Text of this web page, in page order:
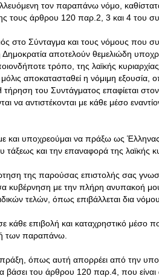
τον παραπάνω νόμο,
τους άρθρου 120 παρ.2, 3 και 4 του
στο Σύνταγμα και τους νόμους που
Δημοκρατία αποτελούν θεμελιώδη
τρόπο, της λαϊκής
αποκατασταθεί η νόμιμη εξουσία,
του Συντάγματος επαφίεται
να αντιστέκονται με κάθε μέσο
και υποχρεούμαι να πράξω ως Έλληνας
και την επαναφορά της λαϊκής
της παρούσας επιστολής σας
κυβέρνηση με την πλήρη ανυπακοή
τελών, όπως επιβάλλεται δια νόμου
κάθε επιβολή και καταχρηστικό μέσο
των παραπάνω.
πράξη, όπως αυτή απορρέει από την
βάσει του άρθρου 120 παρ.4, που είναι